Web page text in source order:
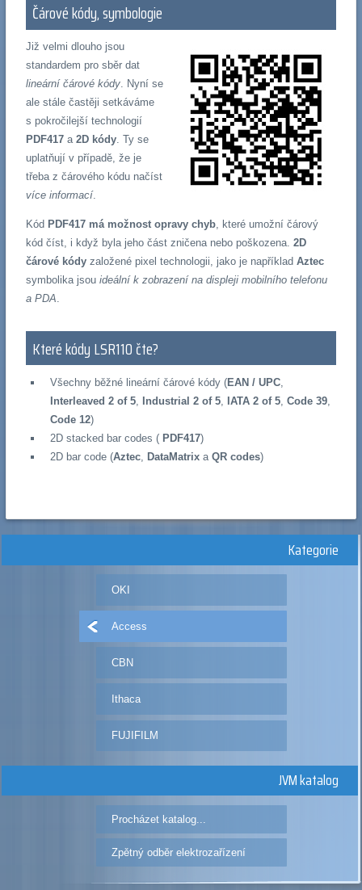
Čárové kódy, symbologie
Již velmi dlouho jsou
standardem pro sběr dat
lineární čárové kódy. Nyní se
ale stále častěji setkáváme
s pokročilejší technologií
PDF417 a2D kódy. Ty se
uplatňují v případě, že je
třeba z čárového kódu načíst
více informací.
Kód PDF417 má možnost opravy chyb, které umožní čárový
kód číst, i když byla jeho část zničena nebo poškozena.2D
čárové kódy založené pixel technologii, jako je napříkladAztec
symbolika jsouideální k zobrazení na displeji mobilního telefonu
a PDA.
Které kódy LSR110 čte?
Všechny běžné lineární čárové kódy (EAN / UPC
Interleaved 2 of 5
Industrial 2 of 5 IATA 2 of 5 ,Code 39
Code 12)
2D stacked bar codes ( PDF417)
2D bar code (Aztec DataMatrixaQR codes)
Kategorie
OKI
Access
CBN
Ithaca
FUJIFILM
JVM katalog
Procházet katalog...
Zpětný odběr elektrozařízení